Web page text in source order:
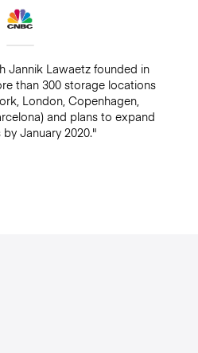
Jannik Lawaetz founded in
than 300 storage locations
London, Copenhagen,
and plans to expand
January 2020."